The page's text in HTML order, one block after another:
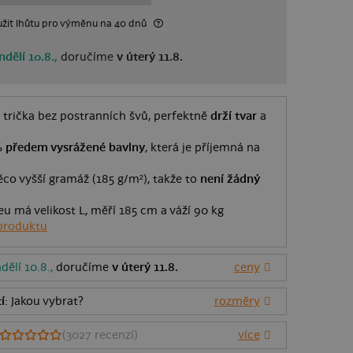
lhůtu pro výměnu na 40 dnů
10.8., doručíme v úterý 11.8.
bez postranních švů, perfektně drží tvar a
předem vysrážené bavlny, která je příjemná na
vyšší gramáž (185 g/m²), takže to není žádný
má velikost L, měří 185 cm a váží 90 kg
10.8., doručíme v úterý 11.8. ceny
: Jakou vybrat? rozměry
(3027 recenzí) více